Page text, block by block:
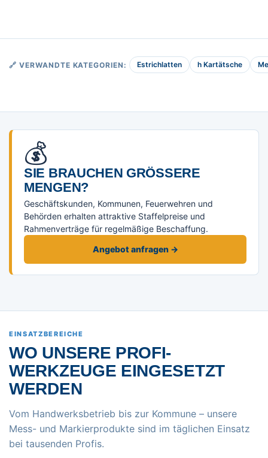
🔗 VERWANDTE KATEGORIEN: Estrichlatten h Kartätsche
💰
SIE BRAUCHEN GRÖSSERE M
ENGEN?
Geschäftskunden, Kommunen, Feuerwehren und
Behörden erhalten attraktive Staffelpreise und
Rahmenverträge für regelmäßige Beschaffung.
Angebot anfragen →
EINSATZBEREICHE
WO UNSERE PROFI-
WERKZEUGE EINGESETZT
WERDEN
Vom Handwerksbetrieb bis zur Kommune – unsere
Mess- und Markierprodukte sind im täglichen Einsatz
bei tausenden Profis.